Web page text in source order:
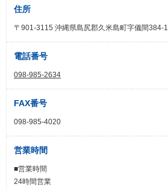
住所
〒901-3115 沖縄県島尻郡久米島町字儀間384-1
電話番号
098-985-2634
FAX番号
098-985-4020
営業時間
■営業時間
24時間営業